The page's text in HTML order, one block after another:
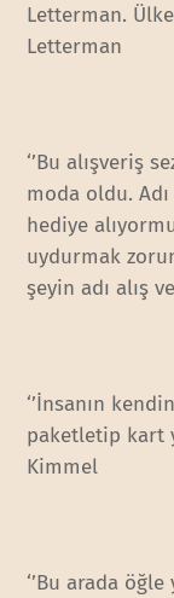
Letterman.
Letterman
‘’Bu alışveriş
moda oldu.
hediye
uydurmak
şeyin adı alış
‘’İnsanın
paketletip kart
Kimmel
‘’Bu arada